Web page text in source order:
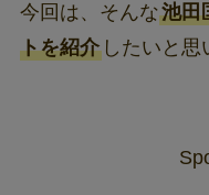
今回は、そんな池田
トを紹介したいと思